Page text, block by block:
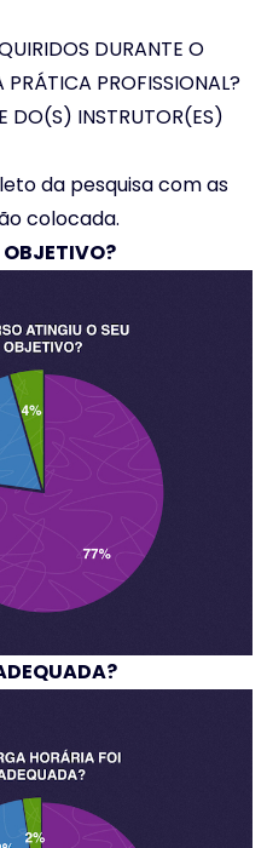
DURANTE O
PRÁTICA PROFISSIONAL?
DO(S) INSTRUTOR(ES)
da pesquisa com as
colocada.
OBJETIVO?